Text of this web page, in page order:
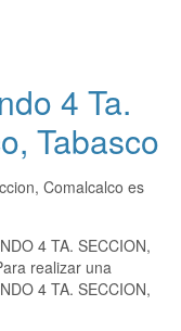
4 Ta.
Tabasco
Comalcalco es
4 TA. SECCION,
realizar una
4 TA. SECCION,